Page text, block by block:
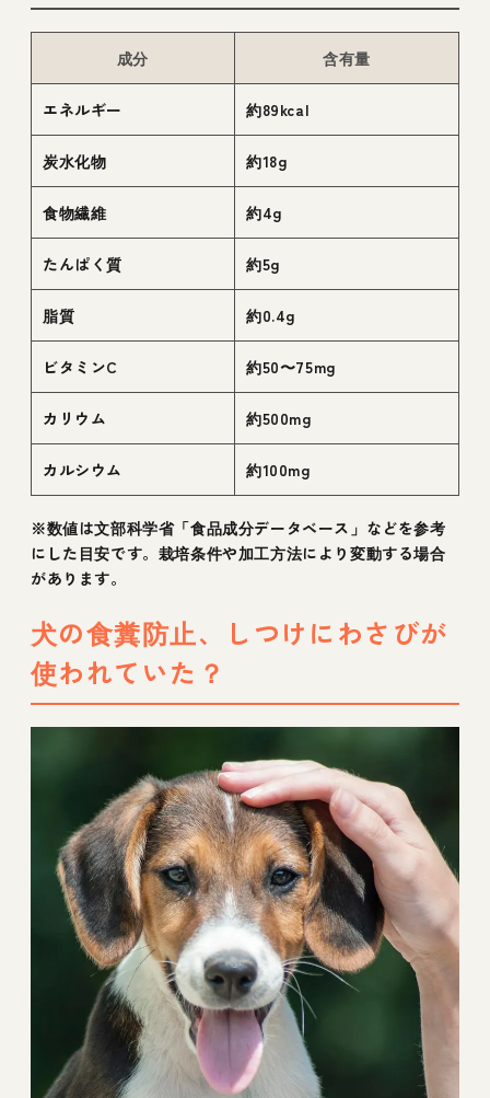
成分 含有量
エネルギー 約89kcal
炭水化物 約18g
食物繊維 約4g
たんぱく質 約5g
脂質 約0.4g
ビタミンC 約50〜75mg
カリウム 約500mg
カルシウム 約100mg
※数値は文部科学省「食品成分データベース」などを参考
にした目安です。栽培条件や加工方法により変動する場合
があります。
犬の食糞防止、しつけにわさびが
使われていた？